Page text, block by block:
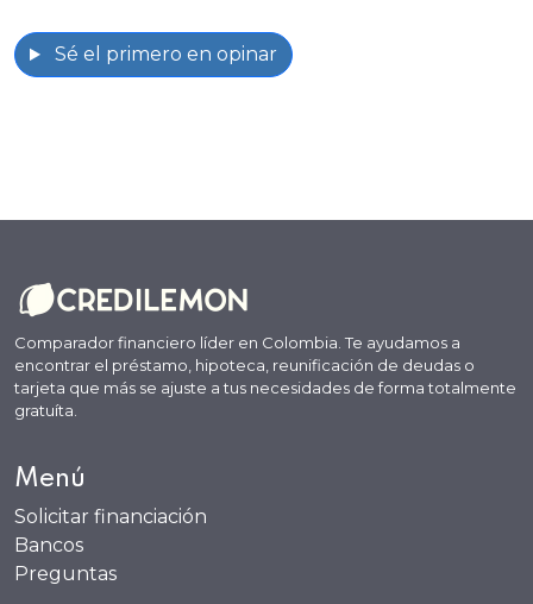
Sé el primero en opinar
Comparador financiero líder en Colombia. Te ayudamos a
encontrar el préstamo, hipoteca, reunificación de deudas o
tarjeta que más se ajuste a tus necesidades de forma totalmente
gratuíta.
Menú
Solicitar financiación
Bancos
Preguntas